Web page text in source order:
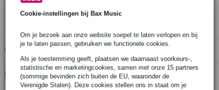
Cookie-instellingen bij Bax Music
Om je bezoek aan onze website soepel te laten verlopen en bij
je te laten passen, gebruiken we functionele cookies.
Als je toestemming geeft, plaatsen we daarnaast voorkeurs-,
statistische en marketingcookies, samen met onze 15 partners
(sommige bevinden zich buiten de EU, waaronder de
Verenigde Staten). Deze cookies stellen ons in staat om je
3 jaar Bax Music garantie
Gratis ophalen in de winkel
Kies nu voor 2 jaar extra Bax Music garantie en meer
voordelen